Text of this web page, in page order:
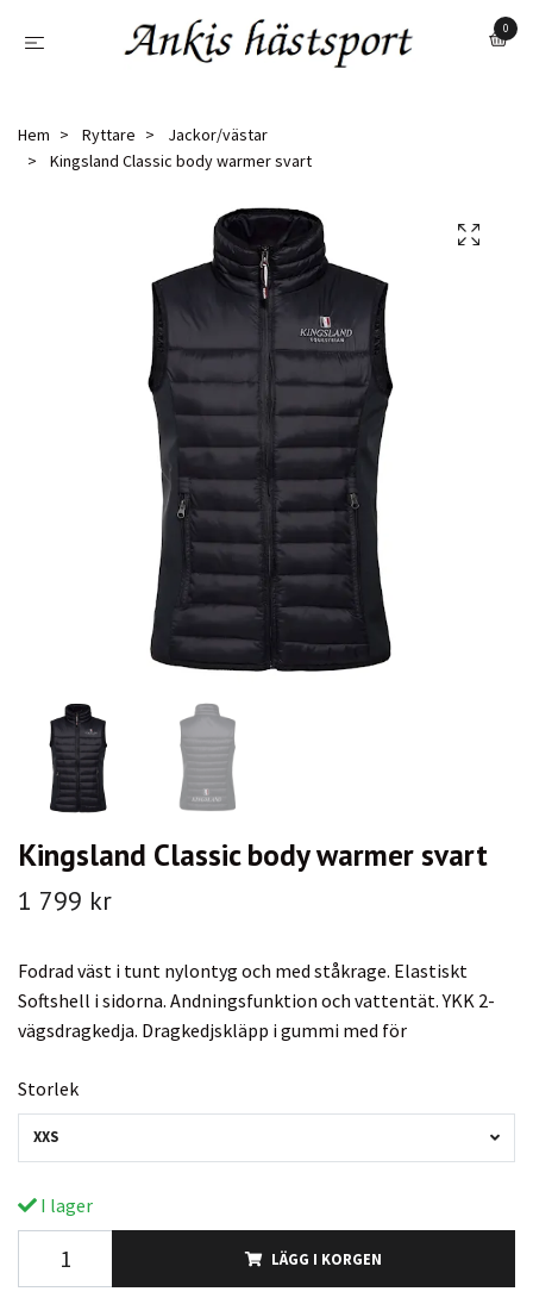
0
Hem Ryttare
Jackor/västar
Kingsland Classic body warmer svart
Kingsland Classic body warmer svart
1 799 kr
Fodrad väst i tunt nylontyg och med ståkrage. Elastiskt
Softshell i sidorna. Andningsfunktion och vattentät. YKK 2-
vägsdragkedja. Dragkedjskläpp i gummi med för
Storlek
XXS
I lager
LÄGG I KORGEN